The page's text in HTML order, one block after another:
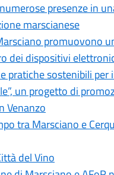
presenze in
marscianese
promuovono
dei dispositivi
pratiche sostenibili per
un progetto di
Venanzo
tra Marsciano e
del Vino